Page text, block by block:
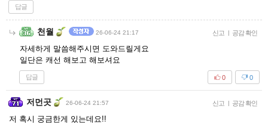
답글
천월 26-06-24 21:17 신고 | 공감 확인
자세하게 말씀해주시면 도와드릴게요
일단은 캐선 해보고 해보셔요
답글 0
0
저먼곳 26-06-24 21:57 신고 | 공감 확인
저 혹시 궁금한게 있는데요!!